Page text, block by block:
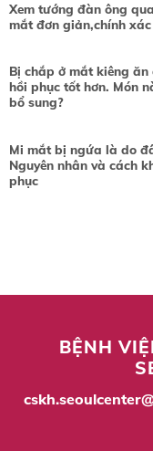
Xem tướng đàn ông
mắt đơn giản,chính
Bị chắp ở mắt kiêng ăn
hồi phục tốt hơn. Món
bổ sung?
Mi mắt bị ngứa là do
Nguyên nhân và cách
phục
BỆNH